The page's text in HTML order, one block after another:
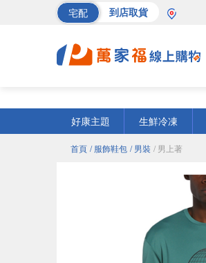
宅配 到店取貨
好康主題
生鮮冷凍
首頁 / 服飾鞋包 / 男裝 / 男上著